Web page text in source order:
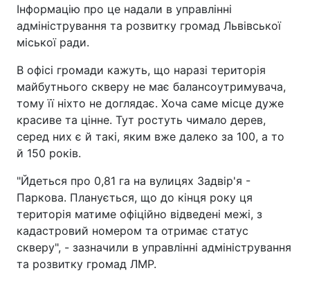
Інформацію про це надали в управлінні
адміністрування та розвитку громад Львівської
міської ради.
В офісі громади кажуть, що наразі територія
майбутнього скверу не має балансоутримувача,
тому її ніхто не доглядає. Хоча саме місце дуже
красиве та цінне. Тут ростуть чимало дерев,
серед них є й такі, яким вже далеко за 100, а то
й 150 років.
"Йдеться про 0,81 га на вулицях Задвір'я -
Паркова. Планується, що до кінця року ця
територія матиме офіційно відведені межі, з
кадастровий номером та отримає статус
скверу", - зазначили в управлінні адміністрування
та розвитку громад ЛМР.